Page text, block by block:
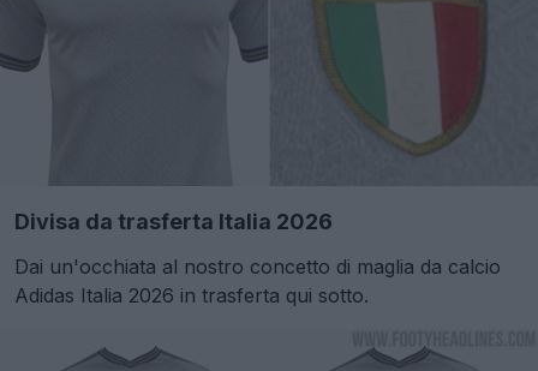
Divisa da trasferta Italia 2026
Dai un'occhiata al nostro concetto di maglia da calcio
Adidas Italia 2026 in trasferta qui sotto.